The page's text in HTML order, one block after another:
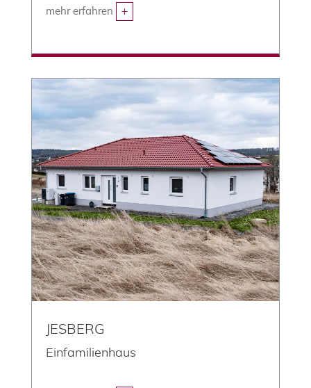
mehr erfahren
JESBERG
Einfamilienhaus